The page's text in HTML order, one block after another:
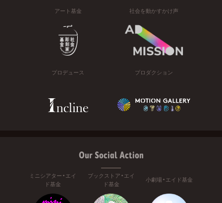
アート基金 社会を動かすかけ声
プロデュース プロダクション
Our Social Action
ミニシアター・エイ
ド基金
ブックストア・エイ
ド基金
小劇場・エイド基金